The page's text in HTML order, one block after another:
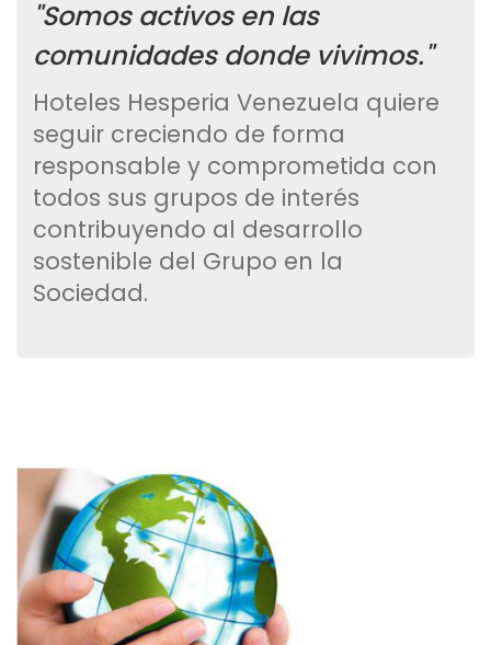
"Somos activos en las
comunidades donde vivimos."
Hoteles Hesperia Venezuela quiere
seguir creciendo de forma
responsable y comprometida con
todos sus grupos de interés
contribuyendo al desarrollo
sostenible del Grupo en la
Sociedad.